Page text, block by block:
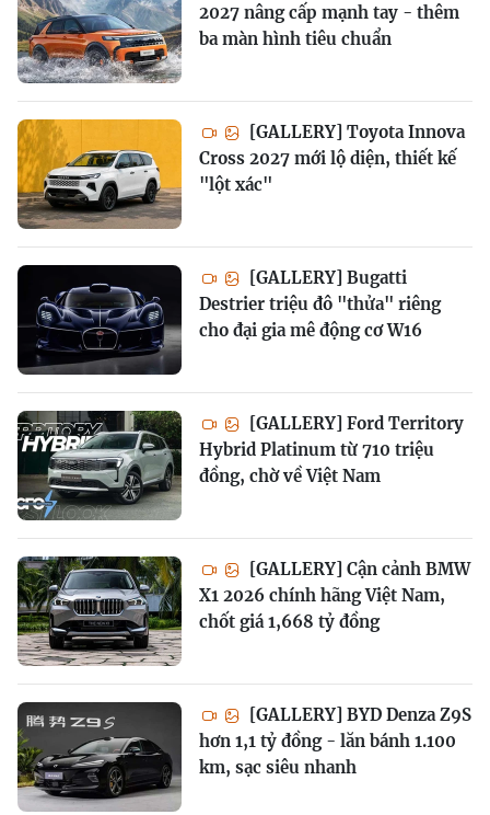
2027 nâng cấp mạnh tay - thêm
ba màn hình tiêu chuẩn
[GALLERY] Toyota Innova
Cross 2027 mới lộ diện, thiết kế
"lột xác"
[GALLERY] Bugatti
Destrier triệu đô "thửa" riêng
cho đại gia mê động cơ W16
[GALLERY] Ford Territory
Hybrid Platinum từ 710 triệu
đồng, chờ về Việt Nam
[GALLERY] Cận cảnh BMW
X1 2026 chính hãng Việt Nam,
chốt giá 1,668 tỷ đồng
[GALLERY] BYD Denza Z9S
hơn 1,1 tỷ đồng - lăn bánh 1.100
km, sạc siêu nhanh